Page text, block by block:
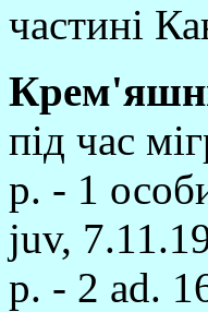
частинi
пiд час
р. - 1
juv,
р. - 2 ad.